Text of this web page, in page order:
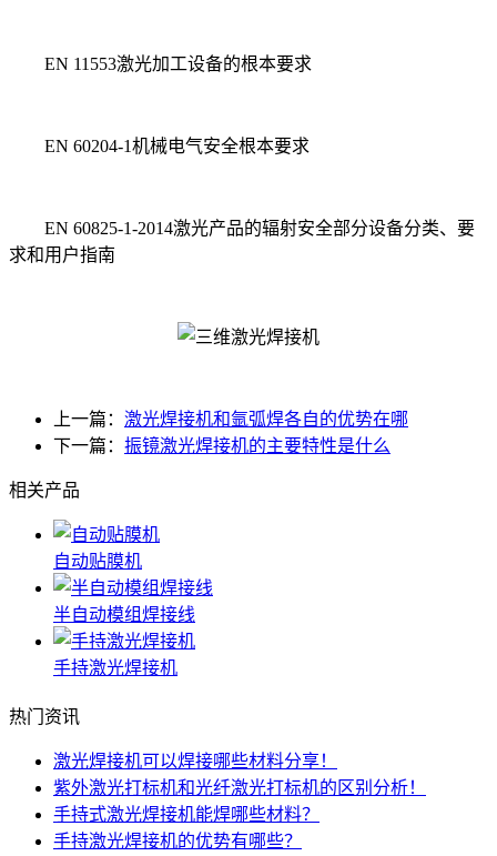
EN 11553激光加工设备的根本要求
EN 60204-1机械电气安全根本要求
EN 60825-1-2014激光产品的辐射安全部分设备分类、要
求和用户指南
上一篇： 激光焊接机和氩弧焊各自的优势在哪
下一篇： 振镜激光焊接机的主要特性是什么
相关产品
自动贴膜机
半自动模组焊接线
手持激光焊接机
热门资讯
激光焊接机可以焊接哪些材料分享！
紫外激光打标机和光纤激光打标机的区别分析！
手持式激光焊接机能焊哪些材料？
手持激光焊接机的优势有哪些？